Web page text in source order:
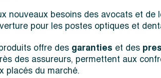
nouveaux besoins des avocats et
pour les postes optiques et
offre des garanties et des
des assureurs, permettent aux
placés du marché.